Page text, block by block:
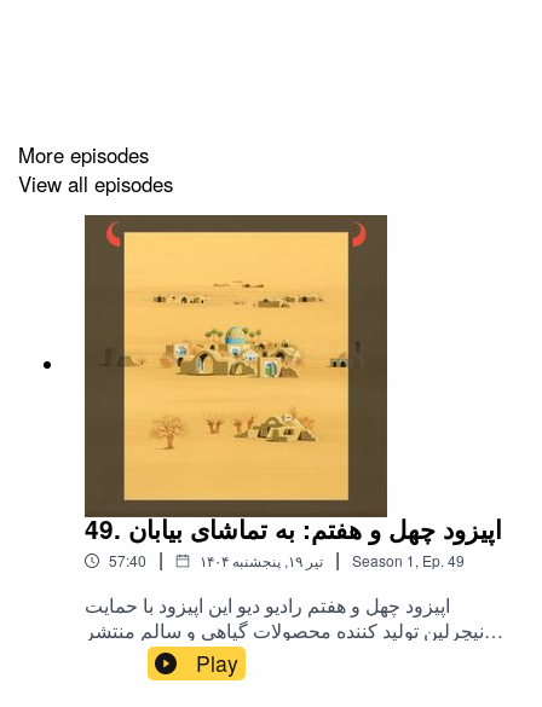
https://hamibash.com/radiodeev
https://paypal.me/radiodeev
http://patreon.com/radiodeev
More episodes
View all episodes
49. اپیزود چهل و هفتم: به تماشای بیابان
57:40 | ۱۴۰۴ تیر ۱۹, پنجشنبه | Season 1, Ep. 49
اپیزود چهل و هفتم رادیو دیو این اپیزود با حمایت
نیچرلین تولید کننده محصولات گیاهی و سالم منتشر
می‌شود. .سفر نیچرلین از دوستی با دانه‌ها و الهام از
طبیعت آغاز شده، تا به مقصدش، یعنی «یک حال
Play